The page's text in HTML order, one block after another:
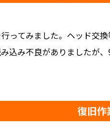
ってみました。ヘッド交
込み不良がありましたが
復旧作